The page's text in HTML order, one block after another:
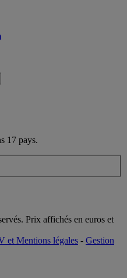
17 pays.
Prix affichés en euros et
et Mentions légales - Gestion